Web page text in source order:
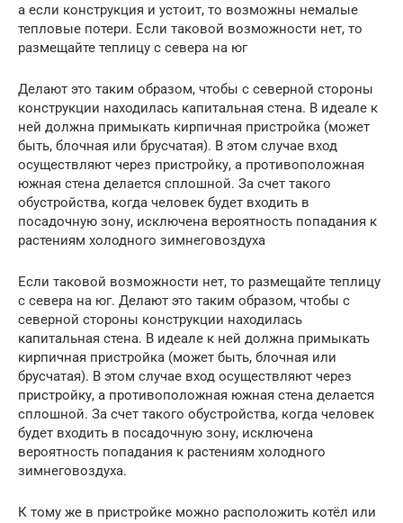
а если конструкция и устоит, то возможны немалые
тепловые потери. Если таковой возможности нет, то
размещайте теплицу с севера на юг
Делают это таким образом, чтобы с северной стороны
конструкции находилась капитальная стена. В идеале к
ней должна примыкать кирпичная пристройка (может
быть, блочная или брусчатая). В этом случае вход
осуществляют через пристройку, а противоположная
южная стена делается сплошной. За счет такого
обустройства, когда человек будет входить в
посадочную зону, исключена вероятность попадания к
растениям холодного зимнеговоздуха
Если таковой возможности нет, то размещайте теплицу
с севера на юг. Делают это таким образом, чтобы с
северной стороны конструкции находилась
капитальная стена. В идеале к ней должна примыкать
кирпичная пристройка (может быть, блочная или
брусчатая). В этом случае вход осуществляют через
пристройку, а противоположная южная стена делается
сплошной. За счет такого обустройства, когда человек
будет входить в посадочную зону, исключена
вероятность попадания к растениям холодного
зимнеговоздуха.
К тому же в пристройке можно расположить котёл или